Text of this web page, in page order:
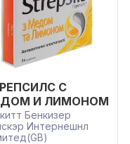
С
И ЛИМОНОМ
Бенкизер
Интернешнл